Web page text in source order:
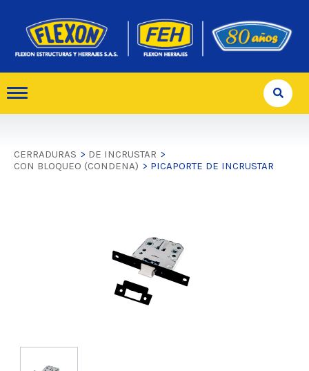
CERRADURAS > DE INCRUSTAR >
CON BLOQUEO (CONDENA) > PICAPORTE DE INCRUSTAR